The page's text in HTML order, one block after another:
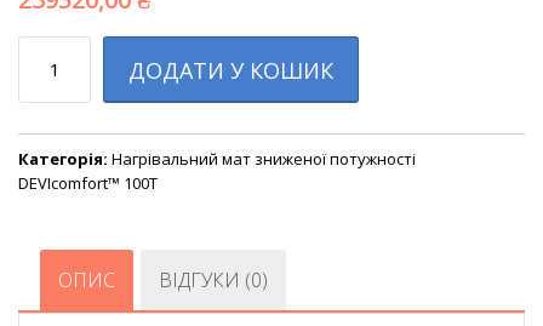
ДОДАТИ У КОШИК
Категорія: Нагрівальний мат зниженої потужності
DEVIcomfort™ 100T
ОПИС ВІДГУКИ (0)